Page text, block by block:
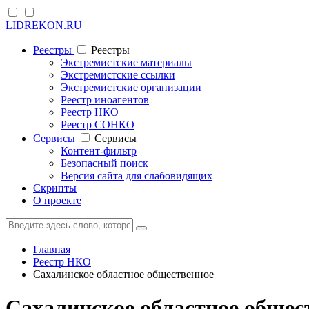
LIDREKON.RU
Реестры
Реестры
Экстремистские материалы
Экстремистские ссылки
Экстремистские организации
Реестр иноагентов
Реестр НКО
Реестр СОНКО
Cервисы
Cервисы
Контент-фильтр
Безопасный поиск
Версия сайта для слабовидящих
Скрипты
О проекте
Главная
Реестр НКО
Сахалинское областное общественное